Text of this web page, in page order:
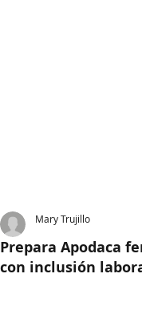
Prepara Apodaca
con inclusión
Mary Trujillo